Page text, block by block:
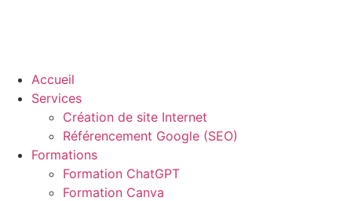
Accueil
Services
Création de site Internet
Référencement Google (SEO)
Formations
Formation ChatGPT
Formation Canva